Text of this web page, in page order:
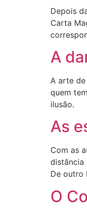
Depois
Carta
A
A arte
quem
ilusão.
As
Com as
distância
De outro
O